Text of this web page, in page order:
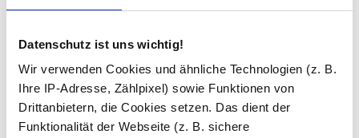
Datenschutz ist uns wichtig!
Wir verwenden Cookies und ähnliche Technologien (z. B.
Ihre IP-Adresse, Zählpixel) sowie Funktionen von
Drittanbietern, die Cookies setzen. Das dient der
Funktionalität der Webseite (z. B. sichere
5 Sterne
3 (100%)
4 Sterne
0 (0%)
3 Sterne
0 (0%)